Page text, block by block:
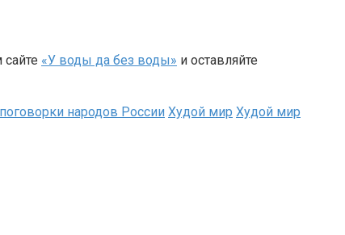
«У воды да без воды» и оставляйте
народов России Худой мир Худой мир